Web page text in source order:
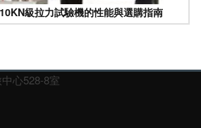
級拉力試驗機的性能與選購指南
心528-8室